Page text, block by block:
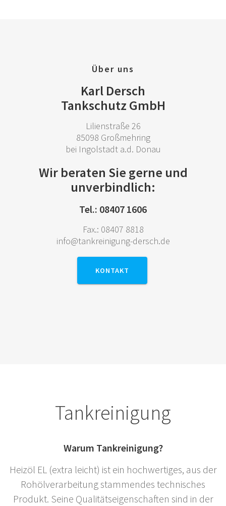
Über uns
Karl Dersch
Tankschutz GmbH
Lilienstraße 26
85098 Großmehring
bei Ingolstadt a.d. Donau
Wir beraten Sie gerne und
unverbindlich:
Tel.: 08407 1606
Fax.: 08407 8818
info@tankreinigung-dersch.de
KONTAKT
Tankreinigung
Warum Tankreinigung?
Heizöl EL (extra leicht) ist ein hochwertiges, aus der
Rohölverarbeitung stammendes technisches
Produkt. Seine Qualitätseigenschaften sind in der